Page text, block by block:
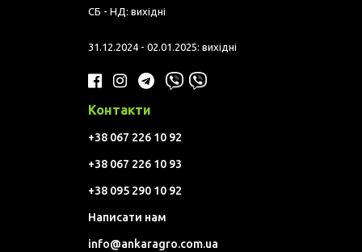
СБ - НД: вихідні
31.12.2024 - 02.01.2025: вихідні
Контакти
+38 067 226 10 92
+38 067 226 10 93
+38 095 290 10 92
Написати нам
info@ankaragro.com.ua